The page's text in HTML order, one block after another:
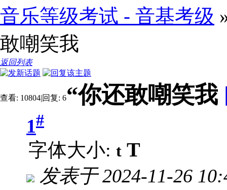
音乐等级考试 - 音基考级
敢嘲笑我
返回列表
查看: 10804|回复: 6“你还敢嘲笑我
1#
字体大小: t T
发表于2024-11-26